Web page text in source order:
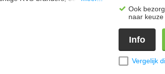
Ook
naar keuze
Info
Vergelijk